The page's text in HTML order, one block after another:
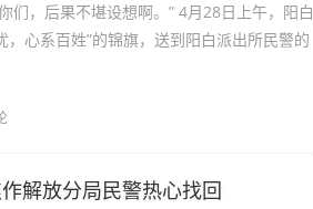
，后果不堪设想啊。” 4月28日上午，阳白
心系百姓”的锦旗，送到阳白派出所民警的
解放分局民警热心找回